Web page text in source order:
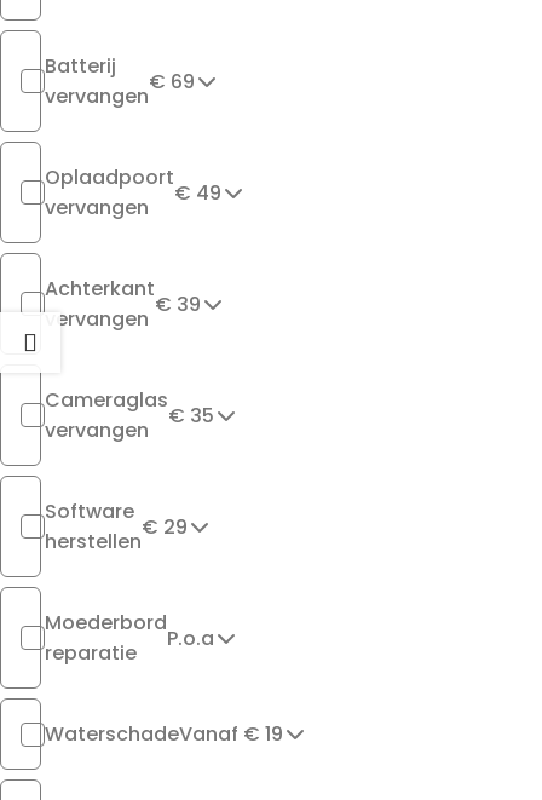
Batterij
vervangen
€ 69
Oplaadpoort
vervangen
€ 49
Achterkant
vervangen
€ 39
Cameraglas
vervangen
€ 35
Software
herstellen
€ 29
Moederbord
reparatie
P.o.a
WaterschadeVanaf € 19